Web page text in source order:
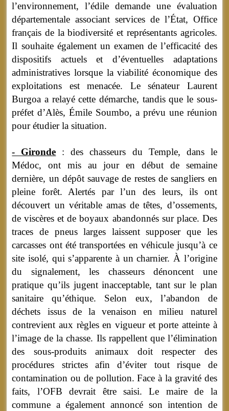
l’environnement, l’édile demande une évaluation
départementale associant services de l’État, Office
français de la biodiversité et représentants agricoles.
Il souhaite également un examen de l’efficacité des
dispositifs actuels et d’éventuelles adaptations
administratives lorsque la viabilité économique des
exploitations est menacée. Le sénateur Laurent
Burgoa a relayé cette démarche, tandis que le sous-
préfet d’Alès, Émile Soumbo, a prévu une réunion
pour étudier la situation.
- Gironde : des chasseurs du Temple, dans le
Médoc, ont mis au jour en début de semaine
dernière, un dépôt sauvage de restes de sangliers en
pleine forêt. Alertés par l’un des leurs, ils ont
découvert un véritable amas de têtes, d’ossements,
de viscères et de boyaux abandonnés sur place. Des
traces de pneus larges laissent supposer que les
carcasses ont été transportées en véhicule jusqu’à ce
site isolé, qui s’apparente à un charnier. À l’origine
du signalement, les chasseurs dénoncent une
pratique qu’ils jugent inacceptable, tant sur le plan
sanitaire qu’éthique. Selon eux, l’abandon de
déchets issus de la venaison en milieu naturel
contrevient aux règles en vigueur et porte atteinte à
l’image de la chasse. Ils rappellent que l’élimination
des sous-produits animaux doit respecter des
procédures strictes afin d’éviter tout risque de
contamination ou de pollution. Face à la gravité des
faits, l’OFB devrait être saisi. Le maire de la
commune a également annoncé son intention de